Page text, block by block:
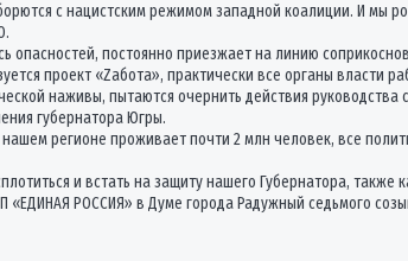
с нацистским режимом западной коалиции. И мы
опасностей, постоянно приезжает на линию
проект «Zабота», практически все органы власти
наживы, пытаются очернить действия
губернатора Югры.
регионе проживает почти 2 млн человек, все
и встать на защиту нашего Губернатора,
«ЕДИНАЯ РОССИЯ» в Думе города Радужный седьмого